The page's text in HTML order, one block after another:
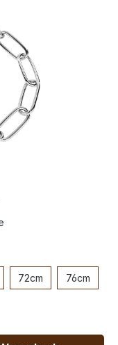
72cm 76cm